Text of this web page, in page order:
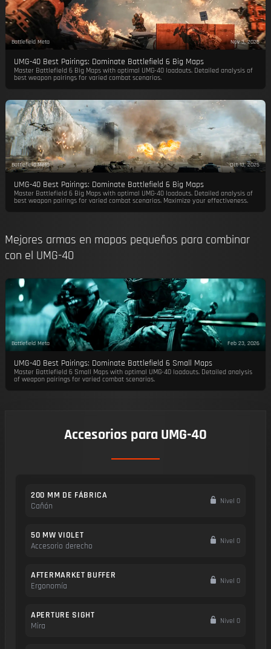
Battlefield Meta Nov 3, 2025
UMG-40 Best Pairings: Dominate Battlefield 6 Big Maps
Master Battlefield 6 Big Maps with optimal UMG-40 loadouts. Detailed analysis of
best weapon pairings for varied combat scenarios.
Battlefield Meta Oct 13, 2025
UMG-40 Best Pairings: Dominate Battlefield 6 Big Maps
Master Battlefield 6 Big Maps with optimal UMG-40 loadouts. Detailed analysis of
best weapon pairings for varied combat scenarios. Maximize your effectiveness.
Mejores armas en mapas pequeños para combinar
con el UMG-40
Battlefield Meta Feb 23, 2026
UMG-40 Best Pairings: Dominate Battlefield 6 Small Maps
Master Battlefield 6 Small Maps with optimal UMG-40 loadouts. Detailed analysis
of weapon pairings for varied combat scenarios.
Accesorios para UMG-40
200 MM DE FÁBRICA
Cañón
Nivel 0
50 MW VIOLET
Accesorio derecho
Nivel 0
AFTERMARKET BUFFER
Ergonomía
Nivel 0
APERTURE SIGHT
Mira
Nivel 0